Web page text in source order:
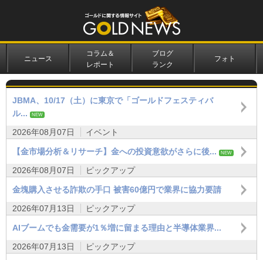
ニュース
コラム＆
レポート
ブログ
ランク
フォト
JBMA、10/17（土）に東京で「ゴールドフェスティバ
ル...
NEW
2026年08月07日 イベント
【金市場分析＆リサーチ】金への投資意欲がさらに後... NEW
2026年08月07日 ピックアップ
金塊購入させる詐欺の手口 被害60億円で業界に協力要請
2026年07月13日
ピックアップ
AIブームでも金需要が1％増に留まる理由と半導体業界...
2026年07月13日
ピックアップ